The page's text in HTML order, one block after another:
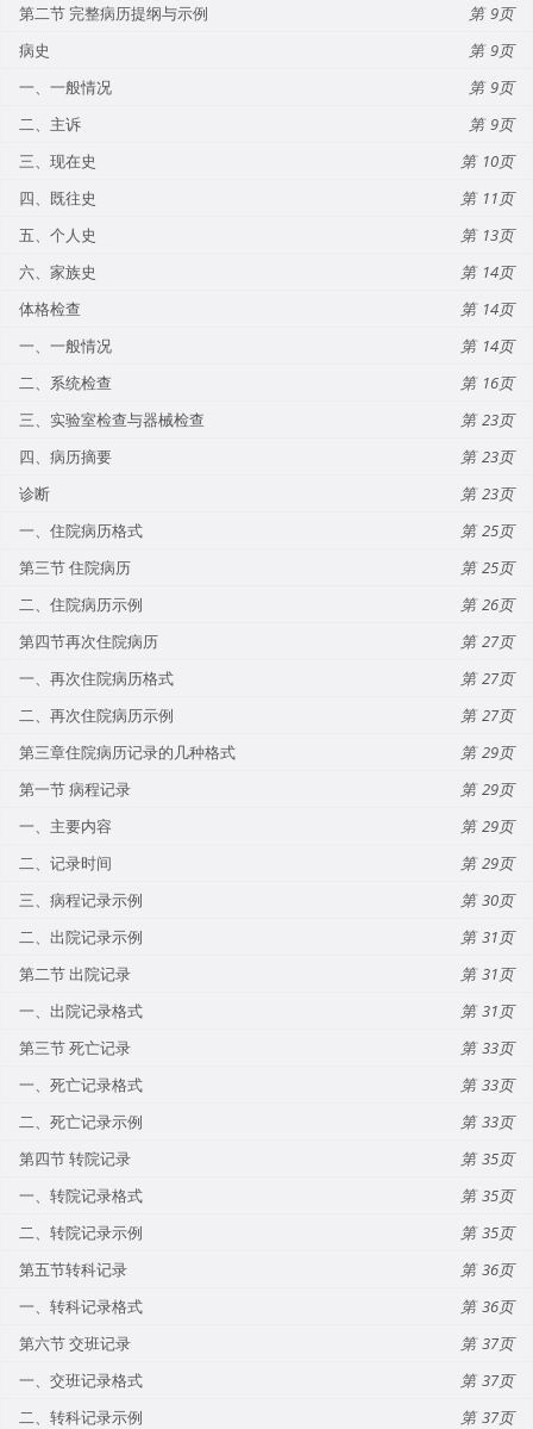
第二节 完整病历提纲与示例
9
病史
9
一、一般情况
9
二、主诉
9
三、现在史
10
四、既往史
11
五、个人史
13
六、家族史
14
体格检查
14
一、一般情况
14
二、系统检查
16
三、实验室检查与器械检查
23
四、病历摘要
23
诊断
23
一、住院病历格式
25
第三节 住院病历
25
二、住院病历示例
26
第四节再次住院病历
27
一、再次住院病历格式
27
二、再次住院病历示例
27
第三章住院病历记录的几种格式
29
第一节 病程记录
29
一、主要内容
29
二、记录时间
29
三、病程记录示例
30
二、出院记录示例
31
第二节 出院记录
31
一、出院记录格式
31
第三节 死亡记录
33
一、死亡记录格式
33
二、死亡记录示例
33
第四节 转院记录
35
一、转院记录格式
35
二、转院记录示例
35
第五节转科记录
36
一、转科记录格式
36
第六节 交班记录
37
一、交班记录格式
37
二、转科记录示例
37